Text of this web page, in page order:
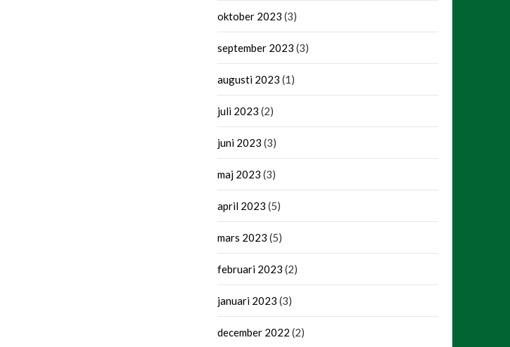
oktober 2023 (3)
september 2023 (3)
augusti 2023 (1)
juli 2023 (2)
juni 2023 (3)
maj 2023 (3)
april 2023 (5)
mars 2023 (5)
februari 2023 (2)
januari 2023 (3)
december 2022 (2)